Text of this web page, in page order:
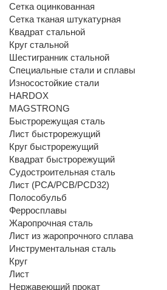
Сетка оцинкованная
Сетка тканая штукатурная
Квадрат стальной
Круг стальной
Шестигранник стальной
Специальные стали и сплавы
Износостойкие стали
HARDOX
MAGSTRONG
Быстрорежущая сталь
Лист быстрорежущий
Круг быстрорежущий
Квадрат быстрорежущий
Судостроительная сталь
Лист (РСА/РСВ/РСD32)
Полособульб
Ферросплавы
Жаропрочная сталь
Лист из жаропрочного сплава
Инструментальная сталь
Круг
Лист
Нержавеющий прокат